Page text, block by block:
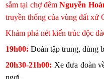
sắm tại chợ đêmNguyễn
truyền thống của vùng đất xứ
Khám phá nét kiến trúc độc
19h00: Đoàn tập trung, dùng
20h30-21h00: Xe đưa đoàn